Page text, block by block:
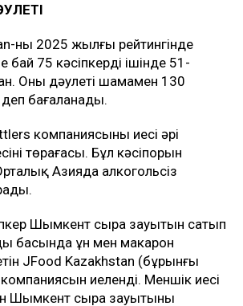
ның 2025 жылғы рейтингінде
бай 75 кәсіпкердің ішінде 51-
Оның дәулеті шамамен 130
бағаланады.
компаниясының иесі әрі
төрағасы. Бұл кәсіпорын
Азияда алкогольсіз
Шымкент сыра зауытын сатып
басында ұн мен макарон
JFood Kazakhstan (бұрынғы
иеленді. Меншік иесі
Шымкент сыра зауытының